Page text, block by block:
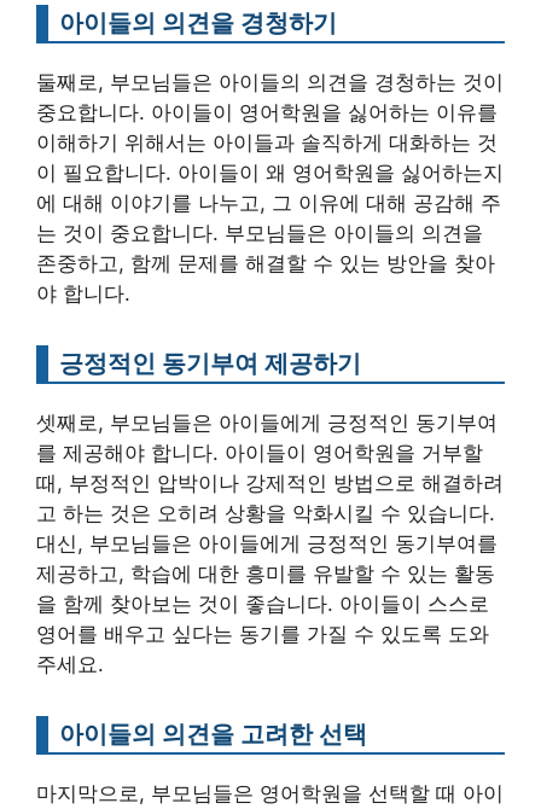
아이들의 의견을 경청하기
둘째로, 부모님들은 아이들의 의견을 경청하는 것이
중요합니다. 아이들이 영어학원을 싫어하는 이유를
이해하기 위해서는 아이들과 솔직하게 대화하는 것
이 필요합니다. 아이들이 왜 영어학원을 싫어하는지
에 대해 이야기를 나누고, 그 이유에 대해 공감해 주
는 것이 중요합니다. 부모님들은 아이들의 의견을
존중하고, 함께 문제를 해결할 수 있는 방안을 찾아
야 합니다.
긍정적인 동기부여 제공하기
셋째로, 부모님들은 아이들에게 긍정적인 동기부여
를 제공해야 합니다. 아이들이 영어학원을 거부할
때, 부정적인 압박이나 강제적인 방법으로 해결하려
고 하는 것은 오히려 상황을 악화시킬 수 있습니다.
대신, 부모님들은 아이들에게 긍정적인 동기부여를
제공하고, 학습에 대한 흥미를 유발할 수 있는 활동
을 함께 찾아보는 것이 좋습니다. 아이들이 스스로
영어를 배우고 싶다는 동기를 가질 수 있도록 도와
주세요.
아이들의 의견을 고려한 선택
마지막으로, 부모님들은 영어학원을 선택할 때 아이